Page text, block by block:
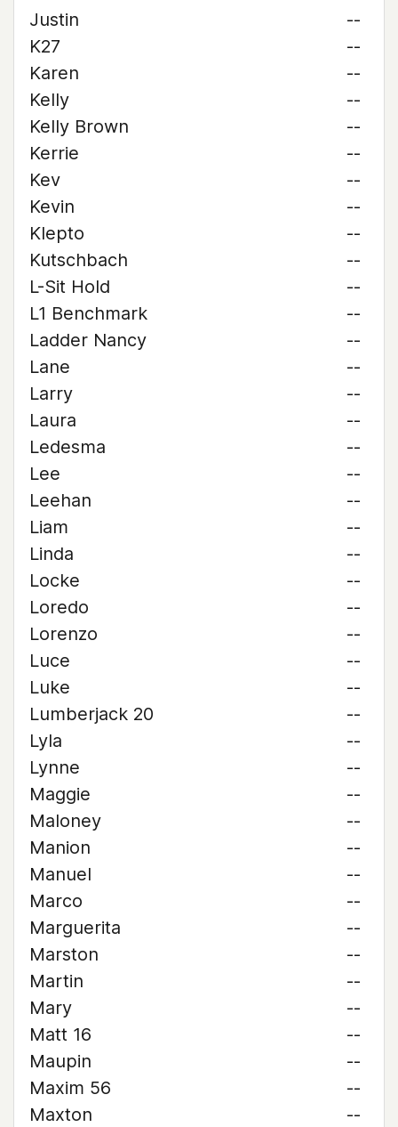
Justin
--
K27
--
Karen
--
Kelly
--
Kelly Brown
--
Kerrie
--
Kev
--
Kevin
--
Klepto
--
Kutschbach
--
L-Sit Hold
--
L1 Benchmark
--
Ladder Nancy
--
Lane
--
Larry
--
Laura
--
Ledesma
--
Lee
--
Leehan
--
Liam
--
Linda
--
Locke
--
Loredo
--
Lorenzo
--
Luce
--
Luke
--
Lumberjack 20
--
Lyla
--
Lynne
--
Maggie
--
Maloney
--
Manion
--
Manuel
--
Marco
--
Marguerita
--
Marston
--
Martin
--
Mary
--
Matt 16
--
Maupin
--
Maxim 56
--
Maxton
--